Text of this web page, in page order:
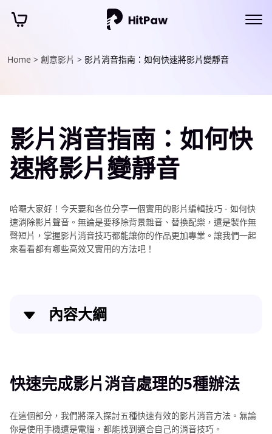
Home > 創意影片 > 影片消音指南：如何快速將影片變靜音
影片消音指南：如何快
速將影片變靜音
哈囉大家好！今天要和各位分享一個實用的影片編輯技巧 - 如何快
速消除影片聲音。無論是要移除背景雜音、替換配樂，還是製作無
聲短片，掌握影片消音技巧都能讓你的作品更加專業。讓我們一起
來看看都有哪些高效又實用的方法吧！
內容大綱
同場加映:影片音質受損沒有聲音怎麼辦？
快速完成影片消音處理的5種辦法
在這個部分，我們將深入探討五種快速有效的影片消音方法。無論
你是使用手機還是電腦，都能找到適合自己的消音技巧。